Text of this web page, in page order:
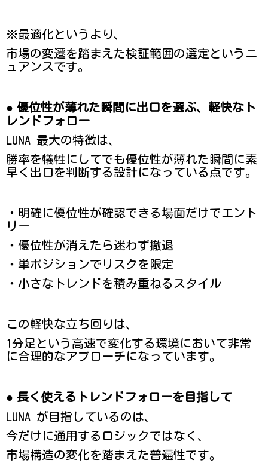
※最適化というより、
市場の変遷を踏まえた検証範囲の選定というニ
ュアンスです。
● 優位性が薄れた瞬間に出口を選ぶ、軽快なト
レンドフォロー
LUNA 最大の特徴は、
勝率を犠牲にしてでも優位性が薄れた瞬間に素
早く出口を判断する設計になっている点です。
・明確に優位性が確認できる場面だけでエント
リー
・優位性が消えたら迷わず撤退
・単ポジションでリスクを限定
・小さなトレンドを積み重ねるスタイル
この軽快な立ち回りは、
1分足という高速で変化する環境において非常
に合理的なアプローチになっています。
● 長く使えるトレンドフォローを目指して
LUNA が目指しているのは、
今だけに通用するロジックではなく、
市場構造の変化を踏まえた普遍性です。